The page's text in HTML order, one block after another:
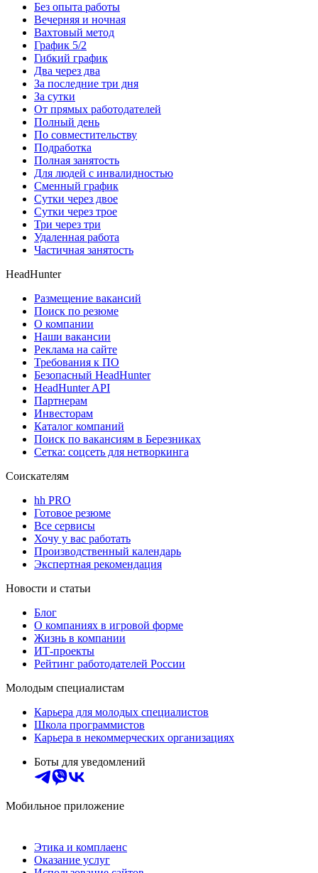
Без опыта работы
Вечерняя и ночная
Вахтовый метод
График 5/2
Гибкий график
Два через два
За последние три дня
За сутки
От прямых работодателей
Полный день
По совместительству
Подработка
Полная занятость
Для людей с инвалидностью
Сменный график
Сутки через двое
Сутки через трое
Три через три
Удаленная работа
Частичная занятость
HeadHunter
Размещение вакансий
Поиск по резюме
О компании
Наши вакансии
Реклама на сайте
Требования к ПО
Безопасный HeadHunter
HeadHunter API
Партнерам
Инвесторам
Каталог компаний
Поиск по вакансиям в Березниках
Сетка: соцсеть для нетворкинга
Соискателям
hh PRO
Готовое резюме
Все сервисы
Хочу у вас работать
Производственный календарь
Экспертная рекомендация
Новости и статьи
Блог
О компаниях в игровой форме
Жизнь в компании
ИТ-проекты
Рейтинг работодателей России
Молодым специалистам
Карьера для молодых специалистов
Школа программистов
Карьера в некоммерческих организациях
Боты для уведомлений
Мобильное приложение
Этика и комплаенс
Оказание услуг